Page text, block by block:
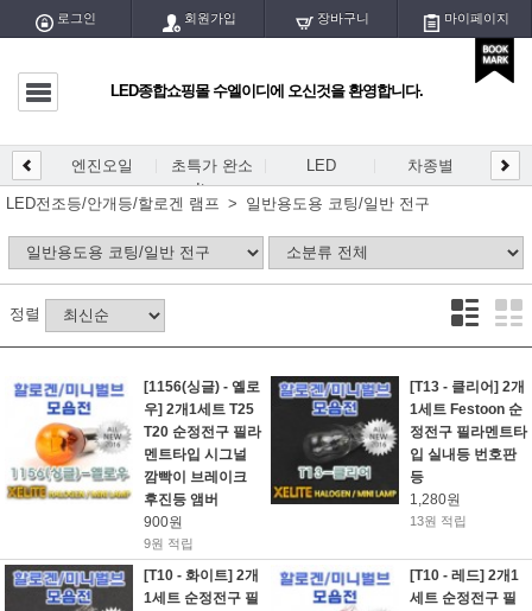
마이페이지
엔진오일
LED
차종별
DIY용 블럭/홀더
DIY용품/공구
LED전조등/안개등/할로겐 램프
로그인 회원가입 장바구니 마이페이지
LED종합쇼핑몰 수엘이디에 오신것을 환영합니다.
엔진오일
초특가 완소
Item
LED 차종별 DIY
LED
개등/
LED전조등/안개등/할로겐 램프 일반용도용 코팅/일반 전구
정렬
[1156(싱글) - 옐로
우] 2개1세트 T25
T20 순정전구 필라
멘트타입 시그널
깜빡이 브레이크
후진등 앰버
900원
9원 적립
[T13 - 클리어] 2개
1세트 Festoon 순
정전구 필라멘트타
입 실내등 번호판
등
1,280원
13원 적립
[T10 - 화이트] 2개
1세트 순정전구 필
[T10 - 레드] 2개1
세트 순정전구 필